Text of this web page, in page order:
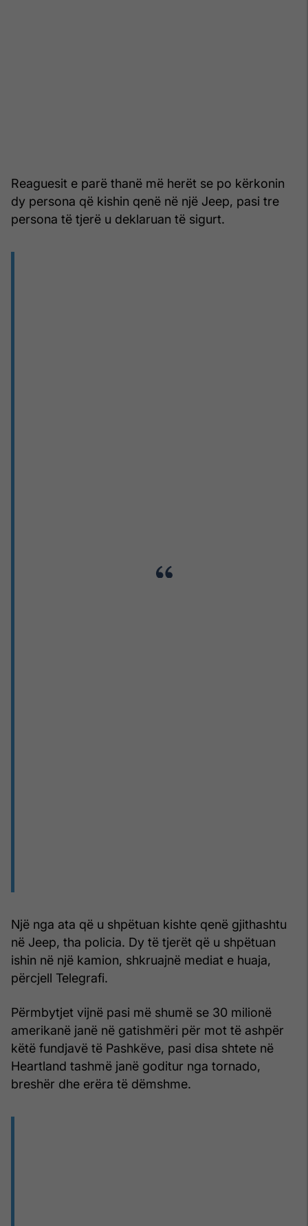
Reaguesit e parë thanë më herët se po kërkonin
dy persona që kishin qenë në një Jeep, pasi tre
persona të tjerë u deklaruan të sigurt.
Një nga ata që u shpëtuan kishte qenë gjithashtu
në Jeep, tha policia. Dy të tjerët që u shpëtuan
ishin në një kamion, shkruajnë mediat e huaja,
përcjell Telegrafi.
Përmbytjet vijnë pasi më shumë se 30 milionë
amerikanë janë në gatishmëri për mot të ashpër
këtë fundjavë të Pashkëve, pasi disa shtete në
Heartland tashmë janë goditur nga tornado,
breshër dhe erëra të dëmshme.